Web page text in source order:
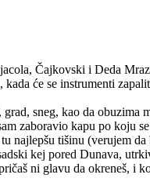
Čajkovski i Deda
kada će se instrumenti
sneg, kao da obuzima
zaboravio kapu po koju
najlepšu tišinu (verujem
kej pored Dunava,
ni glavu da okreneš, i